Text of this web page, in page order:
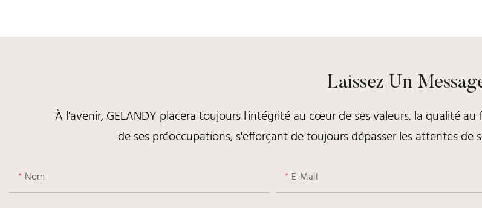
Laissez Un
À l'avenir, GELANDY placera toujours l'intégrité au cœur de ses valeurs, la qualité
de ses préoccupations, s'efforçant de toujours dépasser les attentes de
Nom E-Mail